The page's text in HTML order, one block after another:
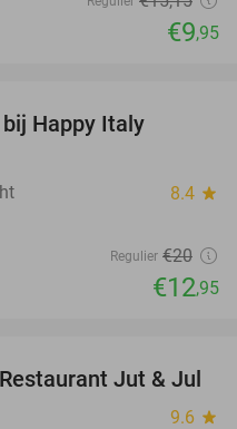
€9,95
Happy Italy
8.4 star
Regulier €20
€12,95
35%
Jut & Jul
9.6 star